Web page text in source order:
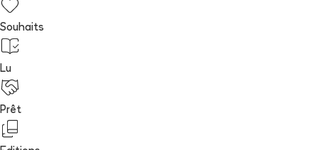
Souhaits
Lu
Prêt